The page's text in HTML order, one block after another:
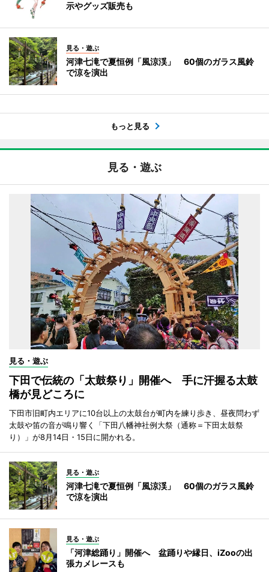
示やグッズ販売も
見る・遊ぶ
河津七滝で夏恒例「風涼渓」 60個のガラス風鈴
で涼を演出
もっと見る
見る・遊ぶ
見る・遊ぶ
下田で伝統の「太鼓祭り」開催へ 手に汗握る太鼓
橋が見どころに
下田市旧町内エリアに10台以上の太鼓台が町内を練り歩き、昼夜問わず
太鼓や笛の音が鳴り響く「下田八幡神社例大祭（通称＝下田太鼓祭
り）」が8月14日・15日に開かれる。
見る・遊ぶ
河津七滝で夏恒例「風涼渓」 60個のガラス風鈴
で涼を演出
見る・遊ぶ
「河津総踊り」開催へ 盆踊りや縁日、iZooの出
張カメレースも